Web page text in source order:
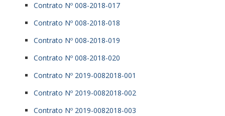
Contrato Nº 008-2018-017
Contrato Nº 008-2018-018
Contrato Nº 008-2018-019
Contrato Nº 008-2018-020
Contrato Nº 2019-0082018-001
Contrato Nº 2019-0082018-002
Contrato Nº 2019-0082018-003